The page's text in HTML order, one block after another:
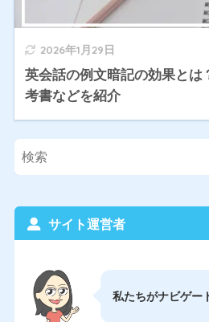
2026年1月29日
英会話の例文暗記の効果とは
考書などを紹介
サイト運営者
私たちがナビゲー